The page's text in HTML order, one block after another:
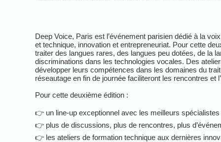
Deep Voice, Paris est l’événement parisien dédié à la
et technique, innovation et entrepreneuriat. Pour cette
traiter des langues rares, des langues peu dotées, de la
discriminations dans les technologies vocales. Des
développer leurs compétences dans les domaines du
réseautage en fin de journée faciliteront les rencontres et
Pour cette deuxième édition :
👉 un line-up exceptionnel avec les meilleurs
👉 plus de discussions, plus de rencontres, plus
👉 les ateliers de formation technique aux dernières